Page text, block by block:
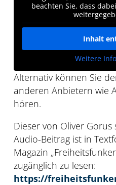
beachten Sie, dass
Inhalt
Weitere
Alternativ können Sie
anderen Anbietern wie
hören.
Dieser von Oliver
Audio-Beitrag ist in
Magazin
zugänglich zu lesen:
https://